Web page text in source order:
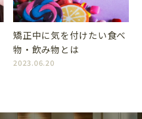
矯正中に気を付けたい食べ
物・飲み物とは
2023.06.20